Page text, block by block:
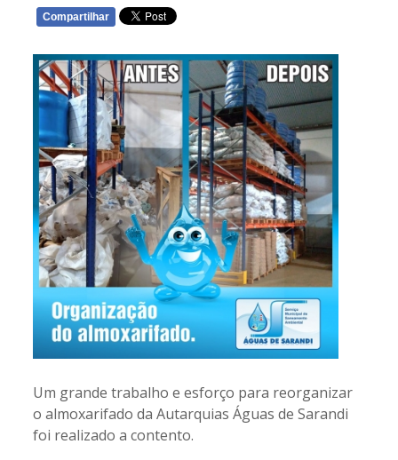
Compartilhar
Um grande trabalho e esforço para reorganizar
o almoxarifado da Autarquias Águas de Sarandi
foi realizado a contento.